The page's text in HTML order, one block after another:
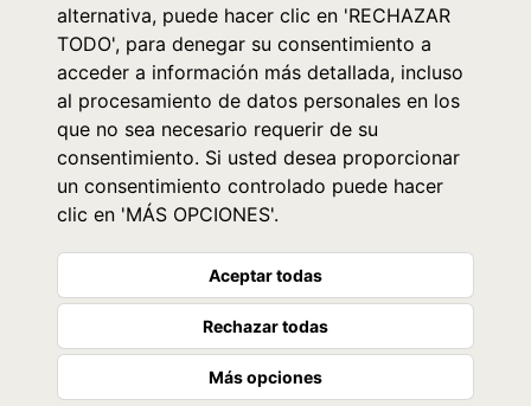
alternativa, puede hacer clic en 'RECHAZAR
TODO', para denegar su consentimiento a
acceder a información más detallada, incluso
al procesamiento de datos personales en los
que no sea necesario requerir de su
consentimiento. Si usted desea proporcionar
un consentimiento controlado puede hacer
clic en 'MÁS OPCIONES'.
Aceptar todas
Rechazar todas
Más opciones